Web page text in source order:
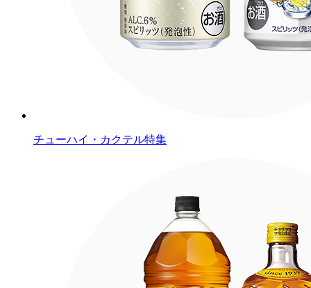
チューハイ・カクテル特集